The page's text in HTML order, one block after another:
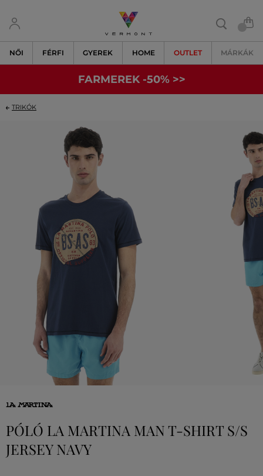
NŐI FÉRFI GYEREK HOME OUTLET MÁRKÁK
FARMEREK -50% >>
TRIKÓK
PÓLÓ LA MARTINA MAN T-SHIRT S/S
JERSEY NAVY